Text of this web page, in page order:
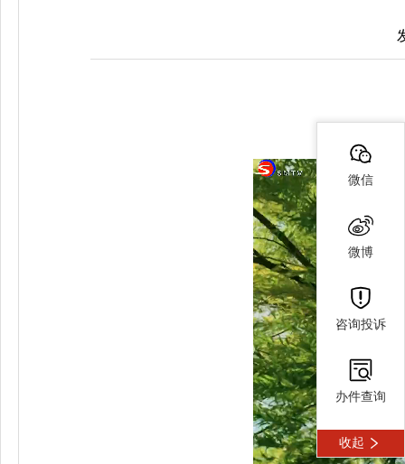
微信
微博
咨询投诉
办件查询
收起